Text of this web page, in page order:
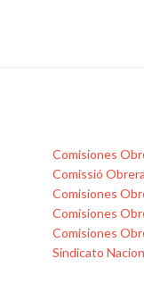
Comisiones
Comissió
Comisiones
Comisiones
Comisiones
Sindicato